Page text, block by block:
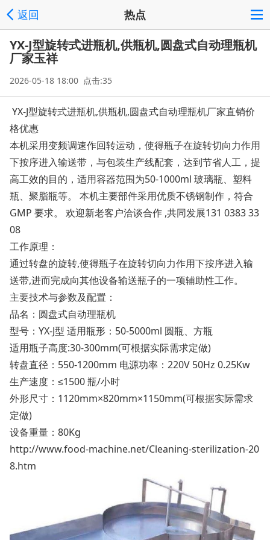
返回 热点
YX-J型旋转式进瓶机,供瓶机,圆盘式自动理瓶机
厂家玉祥
2026-05-18 18:00 点击:35
YX-J型旋转式进瓶机,供瓶机,圆盘式自动理瓶机厂家直销价
格优惠
本机采用变频调速作回转运动，使得瓶子在旋转切向力作用
下按序进入输送带，与包装生产线配套，达到节省人工，提
高工效的目的，适用容器范围为50-1000ml 玻璃瓶、塑料
瓶、聚脂瓶等。 本机主要部件采用优质不锈钢制作，符合
GMP 要求。 欢迎新老客户洽谈合作 ,共同发展131 0383 33
08
工作原理：
通过转盘的旋转,使得瓶子在旋转切向力作用下按序进入输
送带,进而完成向其他设备输送瓶子的一项辅助性工作。
主要技术与参数及配置：
品名：圆盘式自动理瓶机
型号：YX-J型 适用瓶形：50-5000ml 圆瓶、方瓶
适用瓶子高度:30-300mm(可根据实际需求定做)
转盘直径：550-1200mm 电源功率：220V 50Hz 0.25Kw
生产速度：≤1500 瓶/小时
外形尺寸：1120mm×820mm×1150mm(可根据实际需求
定做)
设备重量：80Kg
http://www.food-machine.net/Cleaning-sterilization-20
8.htm